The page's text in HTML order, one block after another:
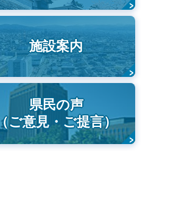
施設案内
県民の声
（ご意見・ご提言）